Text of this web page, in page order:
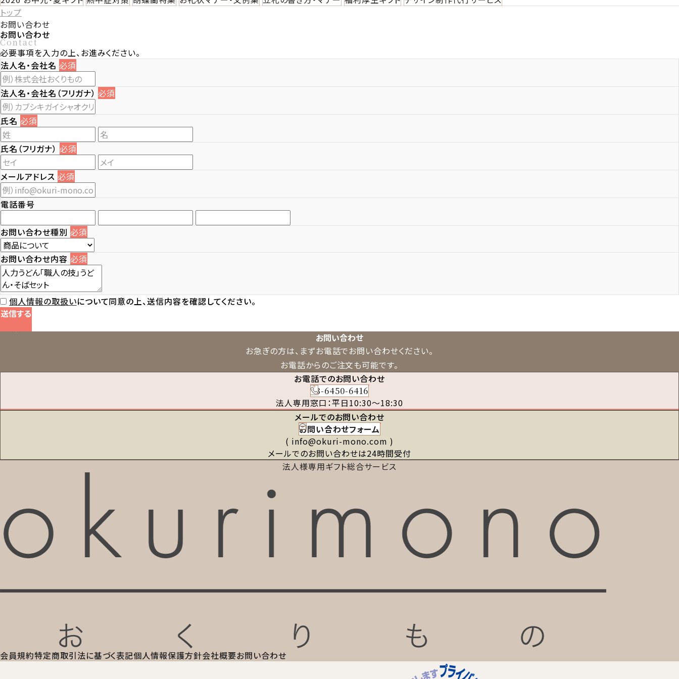
トップ
お問い合わせ
お問い合わせ
Contact
必要事項を入力の上、お進みください。
法人名・会社名 必須
法人名・会社名（フリガナ）必須
氏名 必須
氏名（フリガナ） 必須
メールアドレス 必須
電話番号
お問い合わせ種別 必須
お問い合わせ内容 必須
個人情報の取扱いについて同意の上、送信内容を確認してください。
送信する
お問い合わせ
お急ぎの方は、まずお電話でお問い合わせください。
お電話からのご注文も可能です。
お電話でのお問い合わせ
03-6450-6416
法人専用窓口：平日10:30～18:30
メールでのお問い合わせ
お問い合わせフォーム
( info@okuri-mono.com )
メールでのお問い合わせは24時間受付
法人様専用ギフト総合サービス
会員規約特定商取引法に基づく表記個人情報保護方針会社概要お問い合わせ